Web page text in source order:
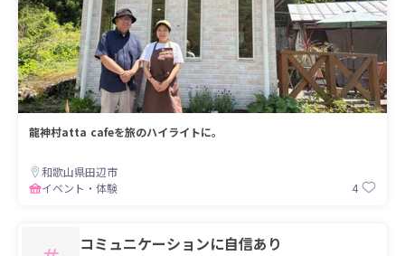
龍神村atta cafeを旅のハイライトに。
和歌山県田辺市
イベント・体験
4
コミュニケーションに自信あり